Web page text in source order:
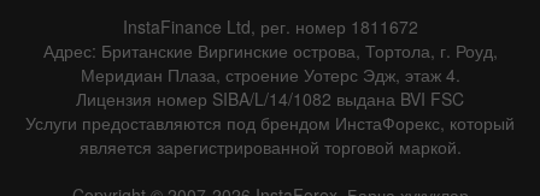
InstaFinance Ltd, рег. номер 1811672
Адрес: Британские Виргинские острова, Тортола, г. Роуд,
Меридиан Плаза, строение Уотерс Эдж, этаж 4.
Лицензия номер SIBA/L/14/1082 выдана BVI FSC
Услуги предоставляются под брендом ИнстаФорекс, который
является зарегистрированной торговой маркой.